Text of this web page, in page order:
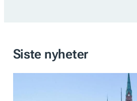
Siste nyheter